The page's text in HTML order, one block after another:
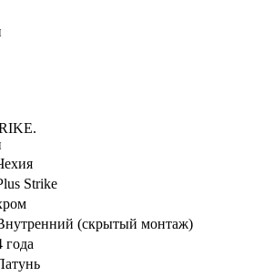
Strike
(скрытый монтаж)
года